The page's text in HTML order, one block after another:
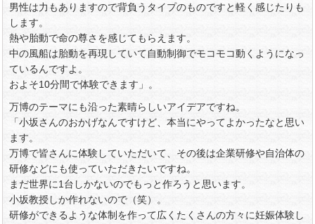
男性は力もありますので背負うタイプのものですと軽く感じたりも
します。
熱や胎動で命の尊さを感じてもらえます。
中の風船は胎動を再現していて自動制御でモコモコ動くようになっ
ているんですよ。
およそ10分間で体験できます」。
万博のテーマにも沿った素晴らしいアイデアですね。
「小坂さんのおかげなんですけど、本当にやってよかったなと思い
ます。
万博で皆さんに体験していただいて、その後は企業研修や自治体の
研修などにも使っていただきたいですね。
まだ世界に1台しかないのでもっと作ろうと思います。
小坂教授しか作れないので（笑）。
研修ができるような体制を作って広くたくさんの方々に妊娠体験し